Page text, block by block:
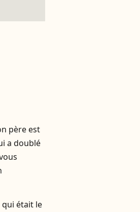
père est
a doublé
qui était le